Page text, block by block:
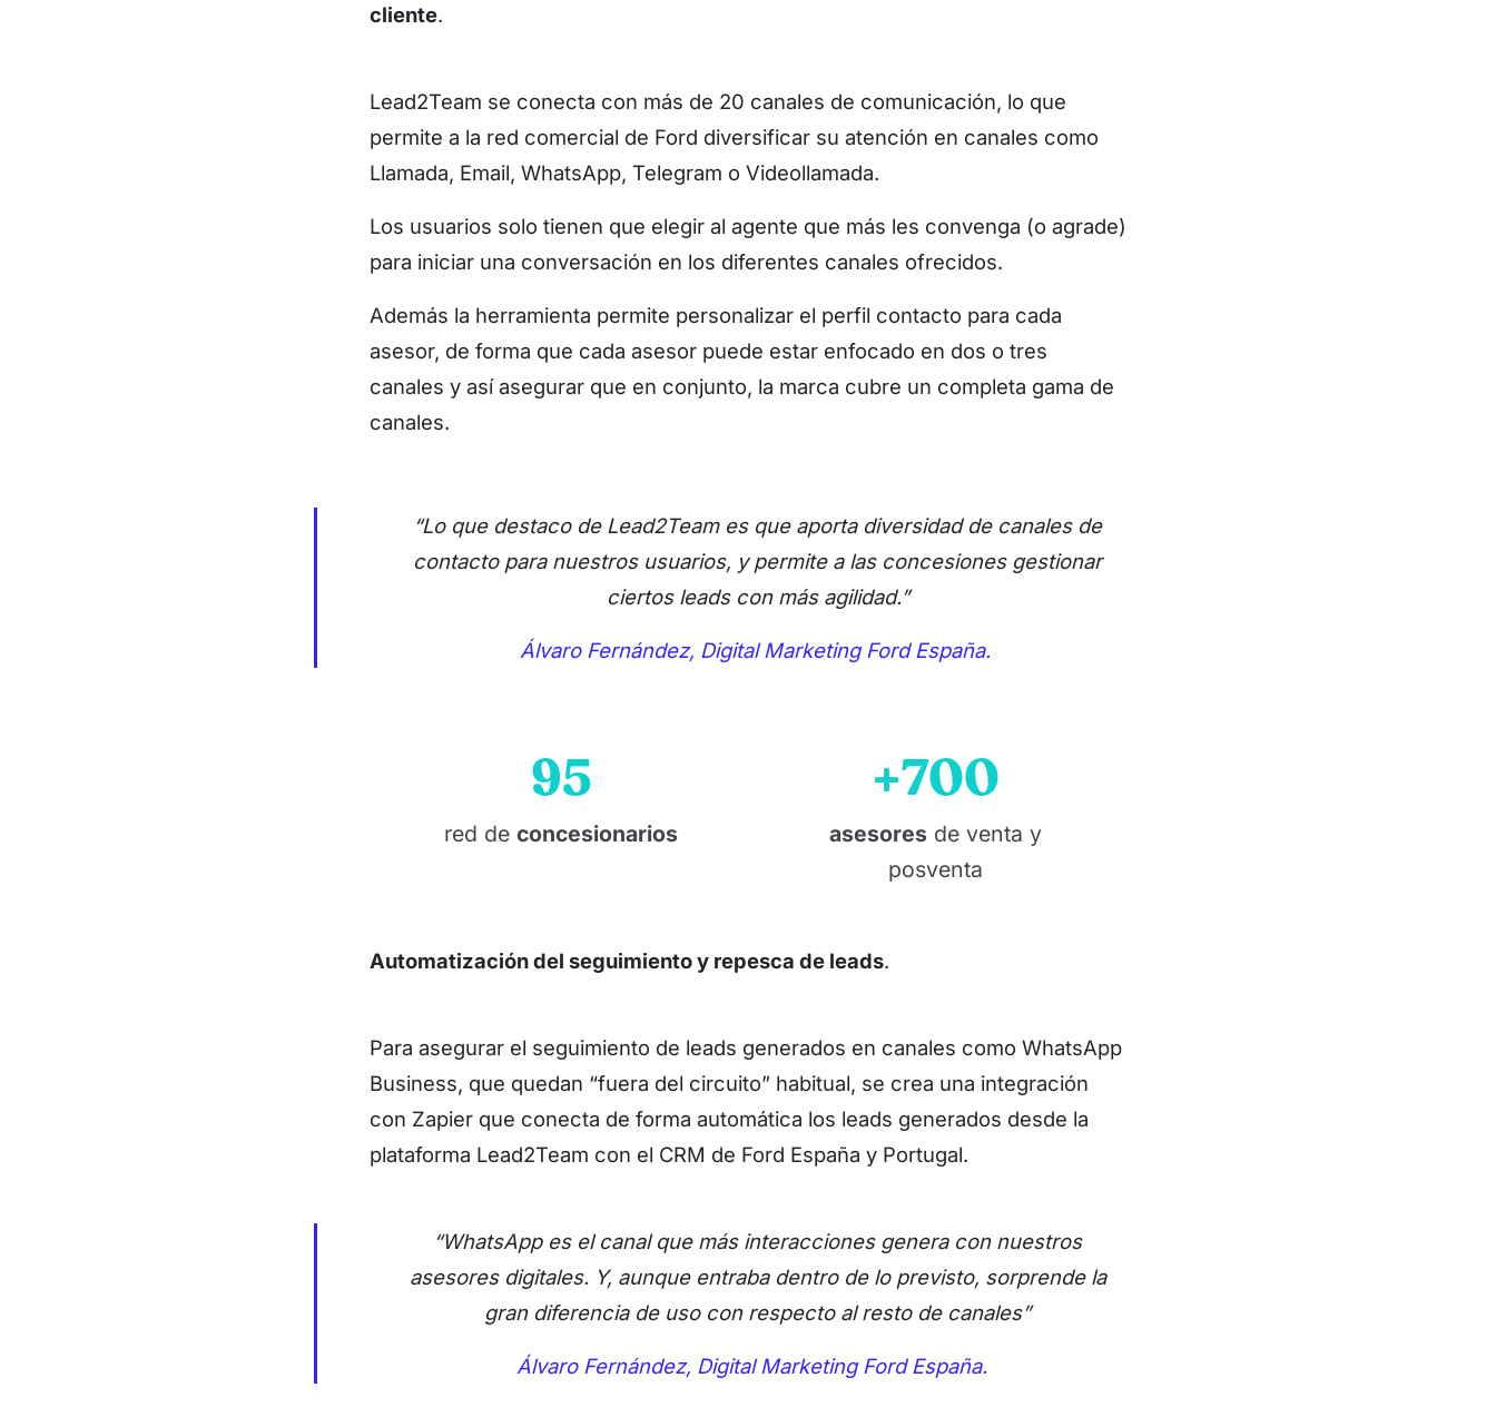
cliente.
Lead2Team se conecta con más de 20 canales de comunicación, lo que
permite a la red comercial de Ford diversificar su atención en canales como
Llamada, Email, WhatsApp, Telegram o Videollamada.
Los usuarios solo tienen que elegir al agente que más les convenga (o agrade)
para iniciar una conversación en los diferentes canales ofrecidos.
Además la herramienta permite personalizar el perfil contacto para cada
asesor, de forma que cada asesor puede estar enfocado en dos o tres
canales y así asegurar que en conjunto, la marca cubre un completa gama de
canales.
“Lo que destaco de Lead2Team es que aporta diversidad de canales de
contacto para nuestros usuarios, y permite a las concesiones gestionar
ciertos leads con más agilidad.”
Álvaro Fernández, Digital Marketing Ford España.
95
red de concesionarios
+700
asesoresde venta y
posventa
Automatización del seguimiento y repesca de leads.
Para asegurar el seguimiento de leads generados en canales como WhatsApp
Business, que quedan “fuera del circuito” habitual, se crea una integración
con Zapier que conecta de forma automática los leads generados desde la
plataforma Lead2Team con el CRM de Ford España y Portugal.
“WhatsApp es el canal que más interacciones genera con nuestros
asesores digitales. Y, aunque entraba dentro de lo previsto, sorprende la
gran diferencia de uso con respecto al resto de canales”
Álvaro Fernández, Digital Marketing Ford España.